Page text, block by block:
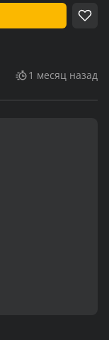
1 месяц назад